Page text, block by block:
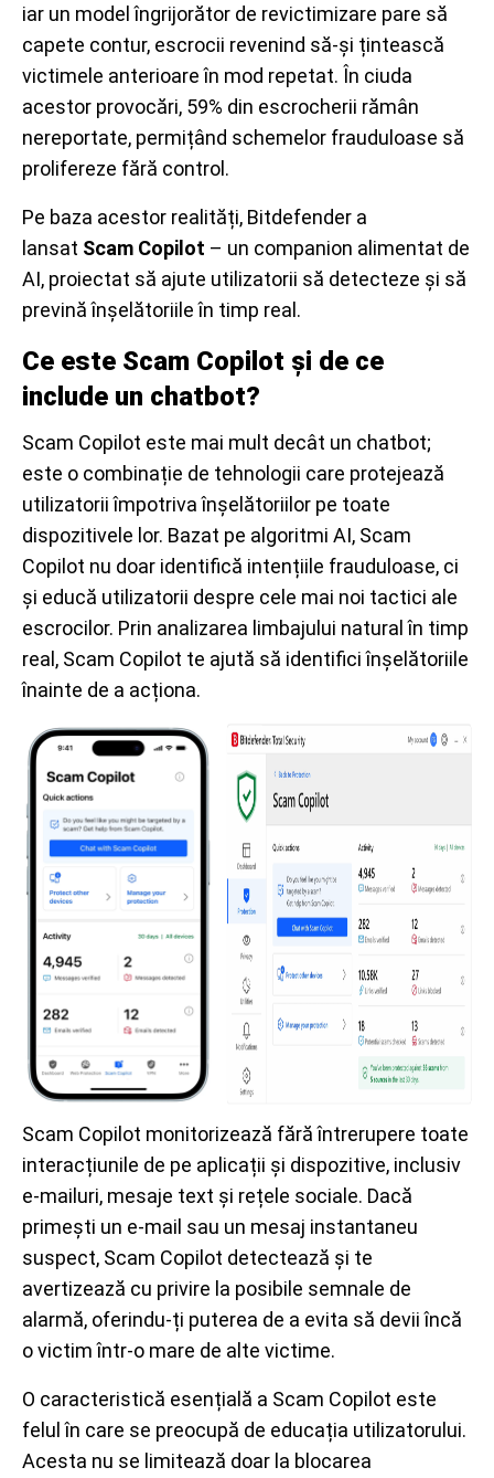
iar un model îngrijorător de revictimizare pare să
capete contur, escrocii revenind să-și țintească
victimele anterioare în mod repetat. În ciuda
acestor provocări, 59% din escrocherii rămân
nereportate, permițând schemelor frauduloase să
prolifereze fără control.
Pe baza acestor realități, Bitdefender a
lansat Scam Copilot – un companion alimentat de
AI, proiectat să ajute utilizatorii să detecteze și să
prevină înșelătoriile în timp real.
Ce este Scam Copilot și de ce
include un chatbot?
Scam Copilot este mai mult decât un chatbot;
este o combinație de tehnologii care protejează
utilizatorii împotriva înșelătoriilor pe toate
dispozitivele lor. Bazat pe algoritmi AI, Scam
Copilot nu doar identifică intențiile frauduloase, ci
și educă utilizatorii despre cele mai noi tactici ale
escrocilor. Prin analizarea limbajului natural în timp
real, Scam Copilot te ajută să identifici înșelătoriile
înainte de a acționa.
Scam Copilot monitorizează fără întrerupere toate
interacțiunile de pe aplicații și dispozitive, inclusiv
e-mailuri, mesaje text și rețele sociale. Dacă
primești un e-mail sau un mesaj instantaneu
suspect, Scam Copilot detectează și te
avertizează cu privire la posibile semnale de
alarmă, oferindu-ți puterea de a evita să devii încă
o victim într-o mare de alte victime.
O caracteristică esențială a Scam Copilot este
felul în care se preocupă de educația utilizatorului.
Acesta nu se limitează doar la blocarea